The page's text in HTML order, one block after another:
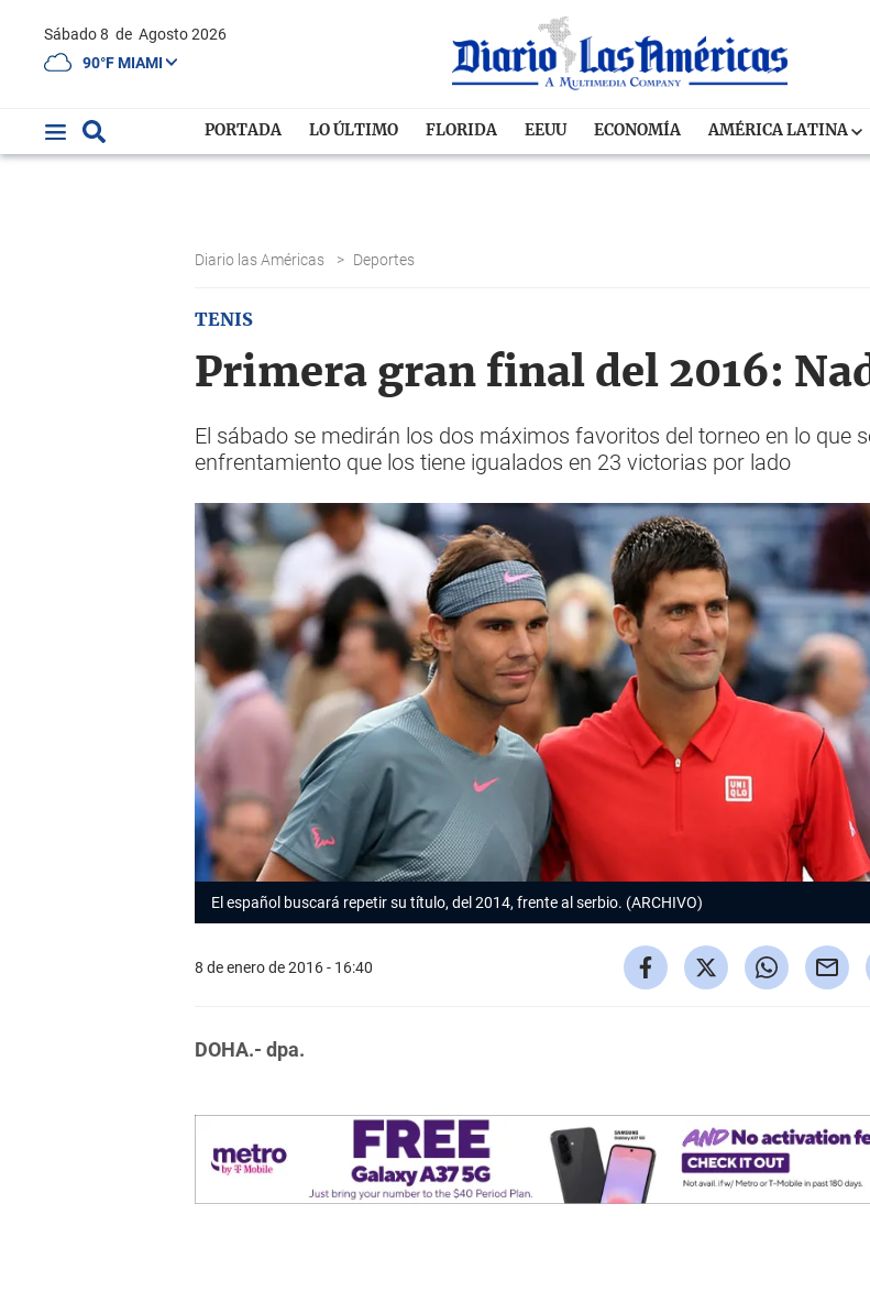
Sábado 8 de Agosto 2026
90°F MIAMI
PORTADA LO ÚLTIMO FLORIDA EEUU ECONOMÍA AMÉRICA LATINA
Diario las Américas > Deportes
TENIS
Primera gran final del 2016:
El sábado se medirán los dos máximos favoritos del torneo en lo que
enfrentamiento que los tiene igualados en 23 victorias por lado
El español buscará repetir su título, del 2014, frente al serbio. (ARCHIVO)
8 de enero de 2016 - 16:40
DOHA.- dpa.